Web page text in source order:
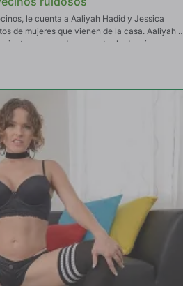
le cuenta a Aaliyah Hadid y Jessica
de mujeres que vienen de la casa. Aaliyah y
juntas y proceden a mostrarle de primera
sesión de sexo, Logan definitivamente